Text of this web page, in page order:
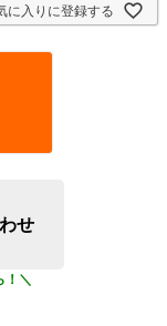
に入りに登録する
せ